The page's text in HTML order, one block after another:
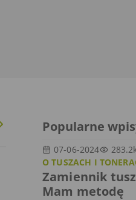
Popularne
07-06-2024
O TUSZACH I
Zamiennik
Mam metodę